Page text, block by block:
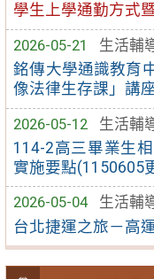
學生上學通勤方式
2026-05-21
生活輔
銘傳大學通識教育
像法律生存課」講
2026-05-12
生活輔
114-2高三畢業生
實施要點(1150605
2026-05-04
生活輔
台北捷運之旅－高